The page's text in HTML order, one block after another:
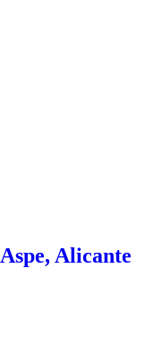
Aspe, Alicante